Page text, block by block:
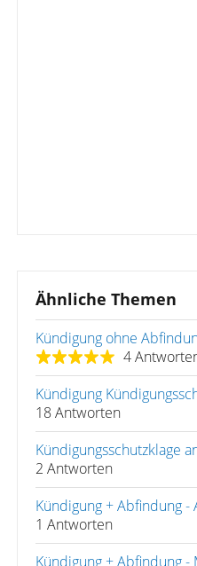
Ähnliche Themen
Kündigung ohne
4
Kündigung
18 Antworten
Kündigungsschutzklage
2 Antworten
Kündigung + Abfindung -
1 Antworten
Kündigung + Abfindung